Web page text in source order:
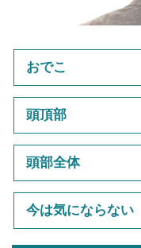
おでこ
頭頂部
頭部全体
今は気にならない